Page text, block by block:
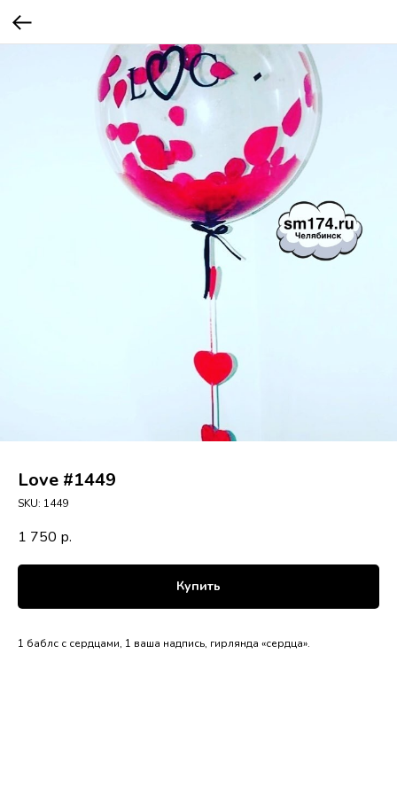
Love #1449
SKU: 1449
1 750 р.
Купить
1 баблс с сердцами, 1 ваша надпись, гирлянда «сердца».